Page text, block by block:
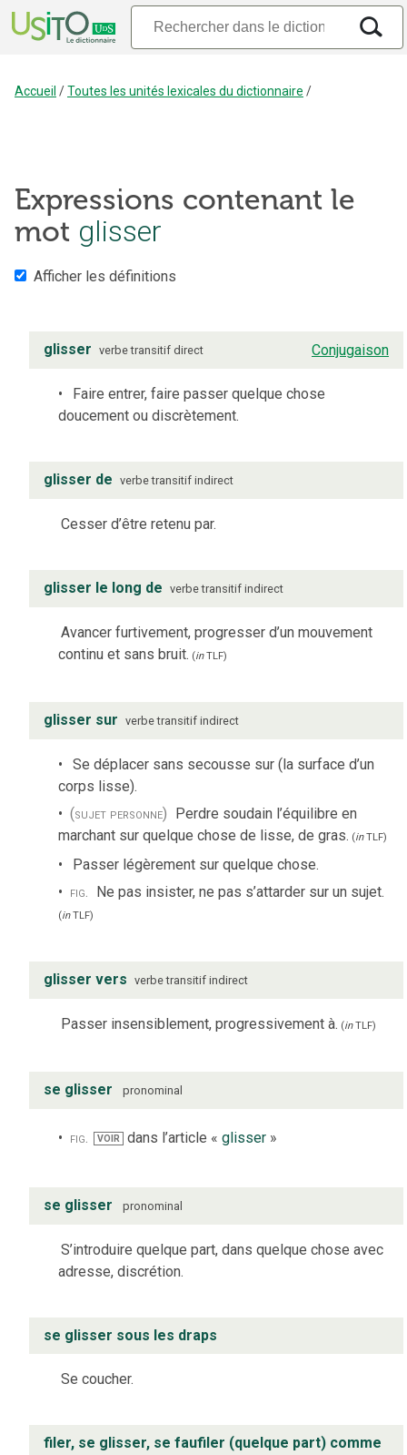
Accueil /Toutes les unités lexicales du dictionnaire /
Expressions contenant le
mot glisser
Afficher les définitions
glisser verbe transitif direct Conjugaison
Faire entrer, faire passer quelque chose
doucement ou discrètement.
glisser de verbe transitif indirect
Cesser d’être retenu par.
glisser le long de verbe transitif indirect
Avancer furtivement, progresser d’un mouvement
continu et sans bruit. (inTLF)
glisser sur verbe transitif indirect
Se déplacer sans secousse sur (la surface d’un
corps lisse).
(sujet personne) Perdre soudain l’équilibre en
marchant sur quelque chose de lisse, de gras. (inTLF)
Passer légèrement sur quelque chose.
fig. Ne pas insister, ne pas s’attarder sur un sujet.
(inTLF)
glisser vers verbe transitif indirect
Passer insensiblement, progressivement à. (inTLF)
se glisser pronominal
fig. VOIR dans l’article « glisser»
se glisser pronominal
S’introduire quelque part, dans quelque chose avec
adresse, discrétion.
se glisser sous les draps
Se coucher.
filer, se glisser, se faufiler (quelque part) comme